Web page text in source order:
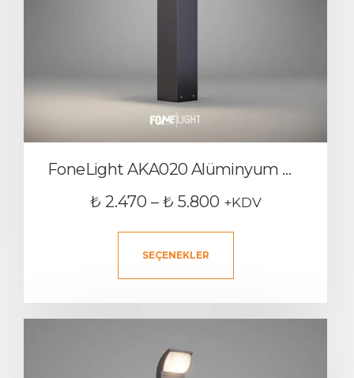
FoneLight AKA020 Alüminyum Dış Mekan Bollard Bahçe Aydınlatması
₺ 2.470 – ₺ 5.800 +KDV
SEÇENEKLER